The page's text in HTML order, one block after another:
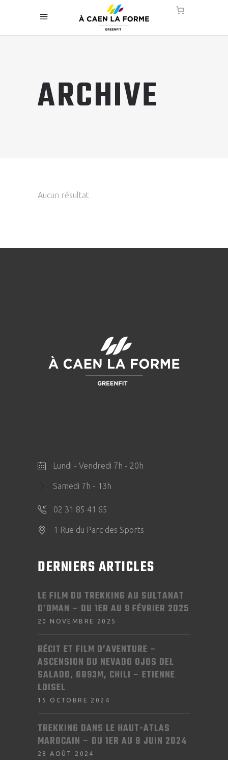
ARCHIVE
Aucun résultat
Lundi - Vendredi 7h - 20h
Samedi 7h - 13h
02 31 85 41 65
1 Rue du Parc des Sports
DERNIERS ARTICLES
LE FILM DU TREKKING AU SULTANAT
D’OMAN – DU 1ER AU 9 FÉVRIER 2025
20 NOVEMBRE 2025
RÉCIT ET FILM D’AVENTURE –
ASCENSION DU NEVADO OJOS DEL
SALADO, 6893M, CHILI – ETIENNE
LOISEL
15 OCTOBRE 2024
TREKKING DANS LE HAUT-ATLAS
MAROCAIN – DU 1ER AU 8 JUIN 2024
28 AOÛT 2024